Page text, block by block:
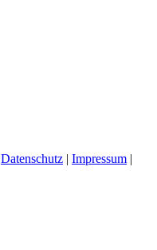
Datenschutz | Impressum |